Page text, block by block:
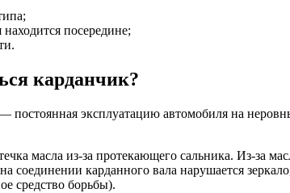
находится посередине;
карданчик?
постоянная эксплуатацию автомобиля на
масла из-за протекающего сальника. Из-за
соединении карданного вала нарушается
средство борьбы).